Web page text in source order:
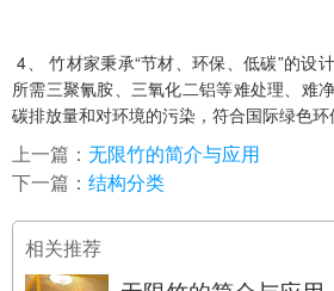
4、 竹材家秉承“节材、环保、低碳”的设
所需三聚氰胺、三氧化二铝等难处理、难
碳排放量和对环境的污染，符合国际绿色环
上一篇： 无限竹的简介与应用
下一篇： 结构分类
相关推荐